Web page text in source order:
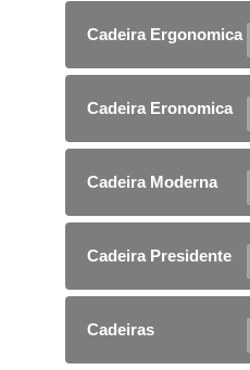
Cadeira Ergonomica
Cadeira Eronomica
Cadeira Moderna
Cadeira Presidente
Cadeiras